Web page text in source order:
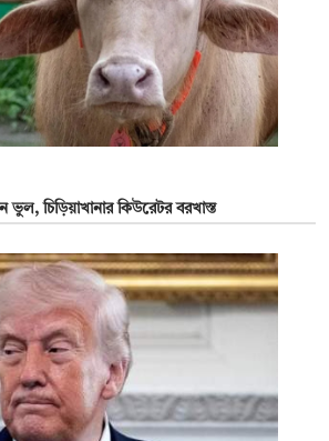
ভুল, চিড়িয়াখানার কিউরেটর বরখাস্ত